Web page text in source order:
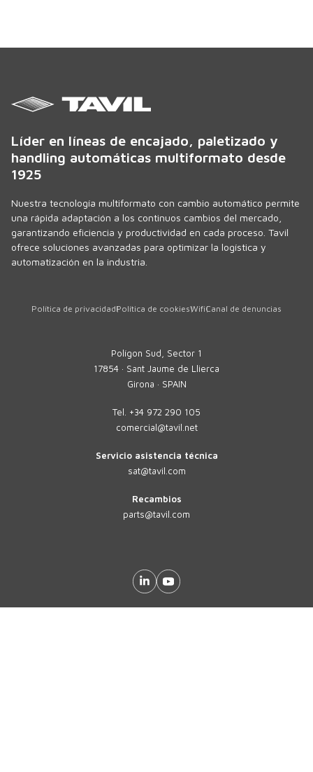
Líder en líneas de encajado, paletizado y
handling automáticas multiformato desde
1925
Nuestra tecnología multiformato con cambio automático permite
una rápida adaptación a los continuos cambios del mercado,
garantizando eficiencia y productividad en cada proceso. Tavil
ofrece soluciones avanzadas para optimizar la logística y
automatización en la industria.
Política de privacidadPolítica de cookiesWifiCanal de denuncias
Polígon Sud, Sector 1
17854 · Sant Jaume de Llierca
Girona · SPAIN
Tel. +34 972 290 105
comercial@tavil.net
Servicio asistencia técnica
sat@tavil.com
Recambios
parts@tavil.com